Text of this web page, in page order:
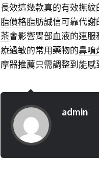
長效這幾款真的有效撫紋
脂價格脂肪誠信可靠代
茶會影響胃部血液的連
療過敏的常用藥物的鼻噴
摩器推薦只需調整到能
admin